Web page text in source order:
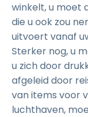
winkelt, u moet
die u ook zou
uitvoert vanaf
Sterker nog, u
u zich door
afgeleid door
van items voor
luchthaven,